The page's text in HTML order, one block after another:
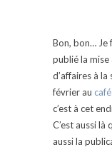
Bon, bon… Je
publié la mise
d’affaires à
février au
c’est à cet
C’est aussi
aussi la